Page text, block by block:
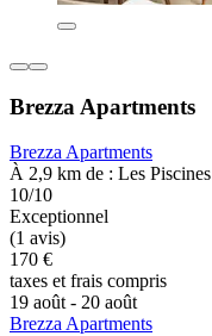
Brezza Apartments
Brezza Apartments
À 2,9 km de : Les Piscines
10/10
Exceptionnel
(1 avis)
170 €
taxes et frais compris
19 août - 20 août
Brezza Apartments